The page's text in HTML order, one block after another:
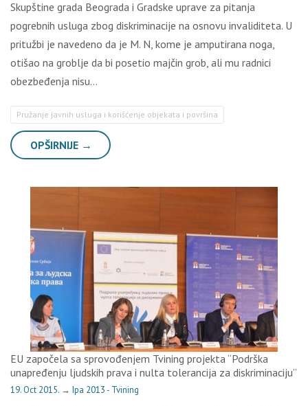
Skupštine grada Beograda i Gradske uprave za pitanja
pogrebnih usluga zbog diskriminacije na osnovu invaliditeta. U
pritužbi je navedeno da je M. N, kome je amputirana noga,
otišao na groblje da bi posetio majčin grob, ali mu radnici
obezbeđenja nisu…
Pružanje javnih usluga i korišćenje objekata i površina
OPŠIRNIJE →
EU započela sa sprovođenjem Tvining projekta “Podrška
unapređenju ljudskih prava i nulta tolerancija za diskriminaciju”
19. Oct 2015. → Ipa 2013 - Tvining